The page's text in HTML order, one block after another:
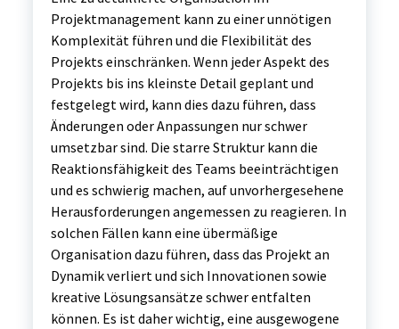
Projektmanagement kann zu einer unnötigen
Komplexität führen und die Flexibilität des
Projekts einschränken. Wenn jeder Aspekt des
Projekts bis ins kleinste Detail geplant und
festgelegt wird, kann dies dazu führen, dass
Änderungen oder Anpassungen nur schwer
umsetzbar sind. Die starre Struktur kann die
Reaktionsfähigkeit des Teams beeinträchtigen
und es schwierig machen, auf unvorhergesehene
Herausforderungen angemessen zu reagieren. In
solchen Fällen kann eine übermäßige
Organisation dazu führen, dass das Projekt an
Dynamik verliert und sich Innovationen sowie
kreative Lösungsansätze schwer entfalten
können. Es ist daher wichtig, eine ausgewogene